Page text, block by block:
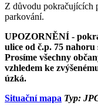
Z důvodu pokračujících
parkování.
UPOZORNĚNÍ -
ulice od č.p. 75
Prosíme všechny
vzhledem ke
úzká.
Situační mapa Typ: